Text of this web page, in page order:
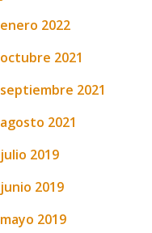
enero 2022
octubre 2021
septiembre 2021
agosto 2021
julio 2019
junio 2019
mayo 2019